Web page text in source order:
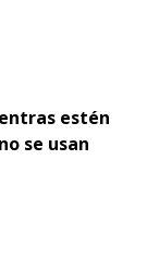
estén
se usan